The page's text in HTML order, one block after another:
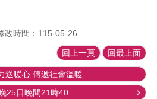
改時間：115-05-26
回上一頁 回最上面
送暖心 傳遞社會溫暖
25日晚間21時40...